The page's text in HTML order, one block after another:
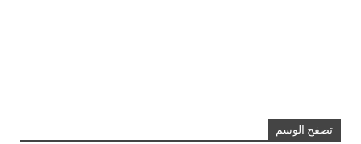
تصفح الوسم